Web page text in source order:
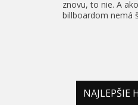
znovu, to nie. A
billboardom nemá
NAJLEPŠIE